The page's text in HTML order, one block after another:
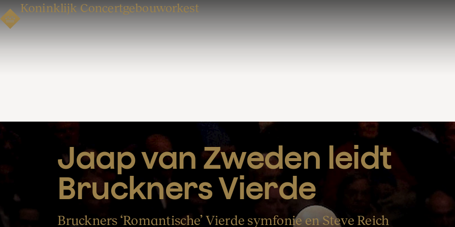
Koninklijk Concertgebouworkest
Jaap van Zweden leidt
Bruckners Vierde
Bruckners ‘Romantische’ Vierde symfonie en Steve Reich